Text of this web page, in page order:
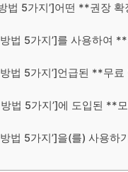
법 5가지’]어떤 **권장
법 5가지’]를 사용하여
법 5가지’]언급된 **무
법 5가지’]에 도입된 **
법 5가지’]을(를) 사용